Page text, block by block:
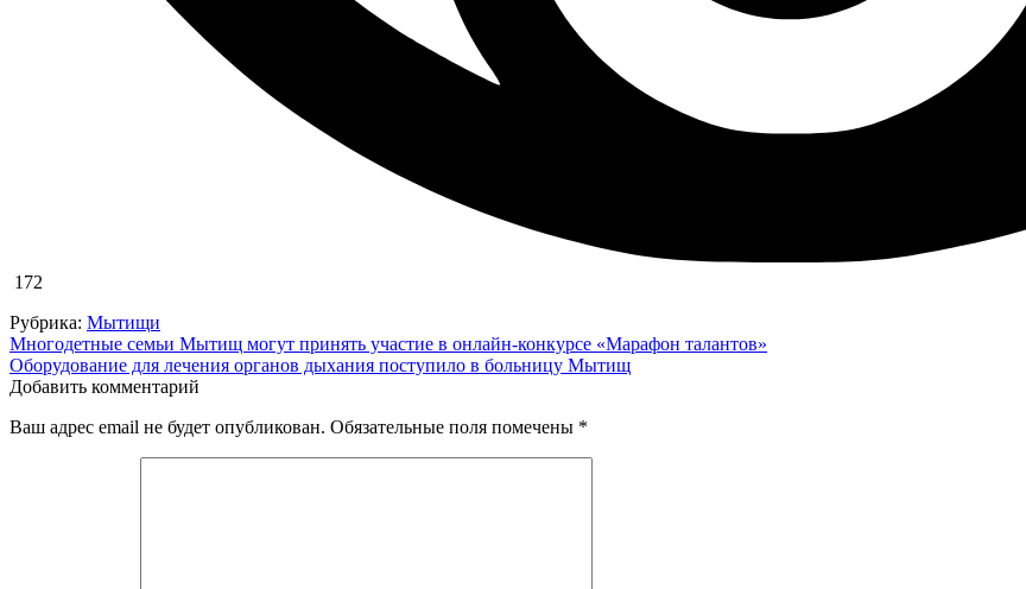
172
Рубрика: Мытищи
Навигация
по
Многодетные семьи Мытищ могут принять участие в онлайн-конкурсе «Марафон талантов»
Оборудование для лечения органов дыхания поступило в больницу Мытищ
Добавить комментарий
Ваш адрес email не будет опубликован. Обязательные поля помечены *